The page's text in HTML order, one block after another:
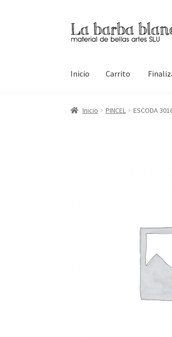
Ir
a
Ir
al
Inicio Carrito
Inicio CarritoFinalizar
Inicio PINCEL ESCODA